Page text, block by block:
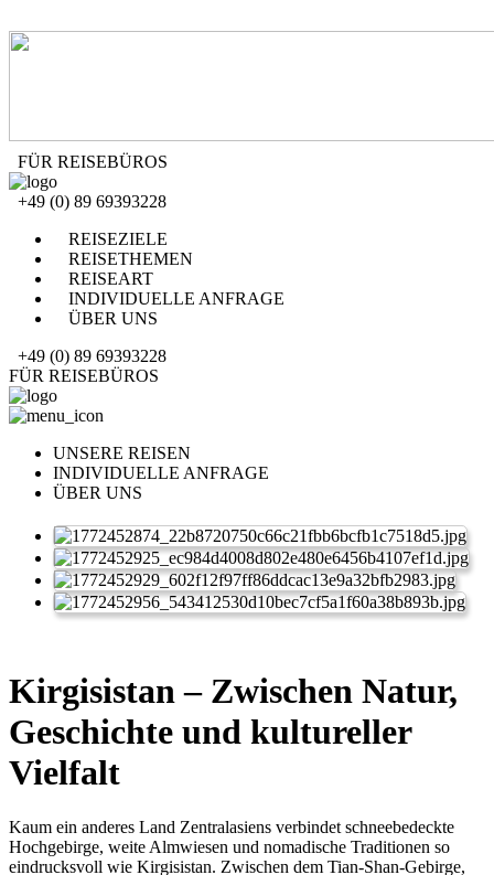
FÜR REISEBÜROS
+49 (0) 89 69393228
REISEZIELE
REISETHEMEN
REISEART
INDIVIDUELLE ANFRAGE
ÜBER UNS
+49 (0) 89 69393228
FÜR REISEBÜROS
UNSERE REISEN
INDIVIDUELLE ANFRAGE
ÜBER UNS
Kirgisistan – Zwischen Natur,
Geschichte und kultureller
Vielfalt
Kaum ein anderes Land Zentralasiens verbindet schneebedeckte
Hochgebirge, weite Almwiesen und nomadische Traditionen so
eindrucksvoll wie Kirgisistan. Zwischen dem Tian-Shan-Gebirge,